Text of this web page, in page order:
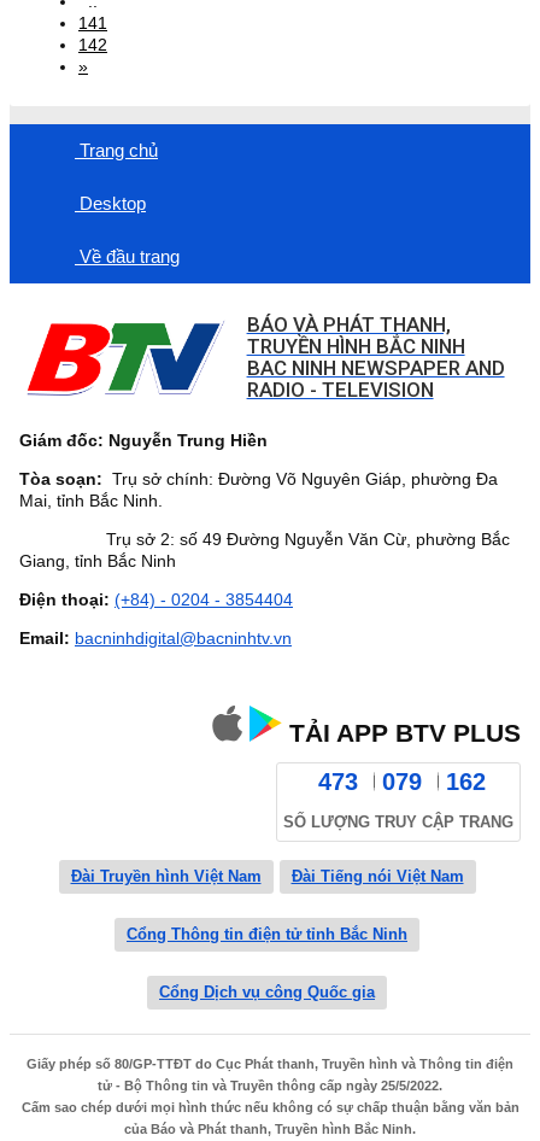
141
142
»
Trang chủ
Desktop
Về đầu trang
BÁO VÀ PHÁT THANH,
TRUYỀN HÌNH BẮC NINH
BAC NINH NEWSPAPER AND
RADIO - TELEVISION
Giám đốc: Nguyễn Trung Hiền
Tòa soạn: Trụ sở chính: Đường Võ Nguyên Giáp, phường Đa
Mai, tỉnh Bắc Ninh.
Trụ sở 2: số 49 Đường Nguyễn Văn Cừ, phường Bắc
Giang, tỉnh Bắc Ninh
Điện thoại: (+84) - 0204 - 3854404
Email: bacninhdigital@bacninhtv.vn
TẢI APP BTV PLUS
473 079 162
SỐ LƯỢNG TRUY CẬP TRANG
Đài Truyền hình Việt Nam Đài Tiếng nói Việt Nam
Cổng Thông tin điện tử tỉnh Bắc Ninh
Cổng Dịch vụ công Quốc gia
Giấy phép số 80/GP-TTĐT do Cục Phát thanh, Truyền hình và Thông tin điện
tử - Bộ Thông tin và Truyền thông cấp ngày 25/5/2022.
Cấm sao chép dưới mọi hình thức nếu không có sự chấp thuận bằng văn bản
của Báo và Phát thanh, Truyền hình Bắc Ninh.